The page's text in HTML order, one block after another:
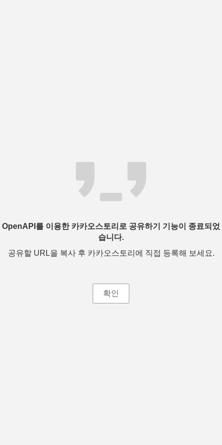
OpenAPI를 이용한 카카오스토리로 공유하기 기능이 종료되었
습니다.
공유할 URL을 복사 후 카카오스토리에 직접 등록해 보세요.
확인